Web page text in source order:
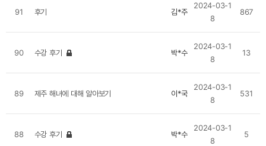
91 후기 김*주
2024-03-1
8
867
90 수강 후기 박*수
2024-03-1
8
13
89 제주 해녀에 대해 알아보기 이*국
2024-03-1
8
531
88 수강 후기 박*수
2024-03-1
8
5